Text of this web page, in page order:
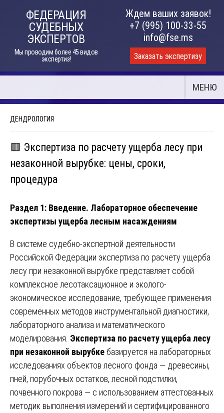
ФЕДЕРАЦИЯ
СУДЕБНЫХ
ЭКСПЕРТОВ
Мы проводим более 45 видов
экспертиз!
Ждем ваших заявок!
+7 (995) 100-33-55
info@fse.ms
Заказать экспертизу
МЕНЮ
ДЕНДРОЛОГИЯ
🟥 Экспертиза по расчету ущерба лесу при
незаконной вырубке: цены, сроки,
процедура
Раздел 1: Введение. Лабораторное обеспечение
экспертизы ущерба лесным насаждениям
В системе судебно-экспертной деятельности
Российской Федерации экспертиза по расчету ущерба
лесу при незаконной вырубке представляет собой
комплексное лесотаксационное и эколого-
экономическое исследование, требующее применения
современных методов инструментальной диагностики,
лабораторного анализа и математического
моделирования. Экспертиза по расчету ущерба лесу
при незаконной вырубке базируется на лабораторных
исследованиях объектов лесного фонда — древесины,
пней, порубочных остатков, лесной подстилки,
почвенного покрова — с использованием аттестованных
методик выполнения измерений и сертифицированного